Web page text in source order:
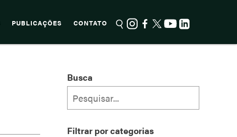
PUBLICAÇÕES CONTATO
Busca
Filtrar por categorias